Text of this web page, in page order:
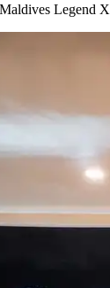
Legend X